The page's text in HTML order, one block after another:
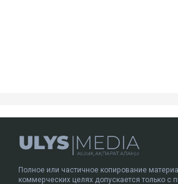
девушки 20 и 22 лет. Согласно
уголовного дела, концентрация
Пака составляла 1,30 промилле, а